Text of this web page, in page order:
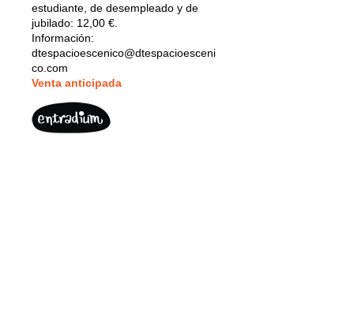
estudiante, de desempleado y de
jubilado: 12,00 €.
Información:
dtespacioescenico@dtespacioesceni
co.com
Venta anticipada